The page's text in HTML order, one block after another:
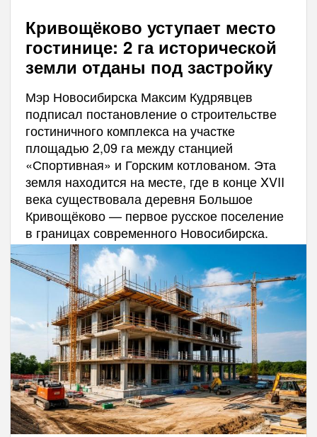
Кривощёково уступает место
гостинице: 2 га исторической
земли отданы под застройку
Мэр Новосибирска Максим Кудрявцев
подписал постановление о строительстве
гостиничного комплекса на участке
площадью 2,09 га между станцией
«Спортивная» и Горским котлованом. Эта
земля находится на месте, где в конце XVII
века существовала деревня Большое
Кривощёково — первое русское поселение
в границах современного Новосибирска.